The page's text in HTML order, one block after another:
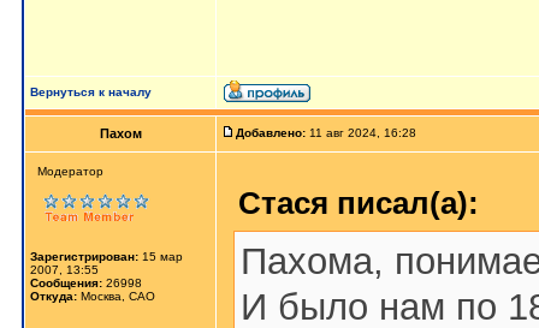
Вернуться к началу
Пахом Добавлено: 11 авг 2024, 16:28
Мoдератор
Зарегистрирован: 15 мар
2007, 13:55
Сообщения: 26998
Откуда: Москва, САО
Стася писал(а):
Пахома,
И было нам по